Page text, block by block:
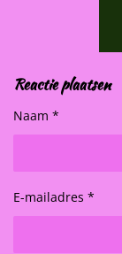
Reactie plaatsen
Naam *
E-mailadres *